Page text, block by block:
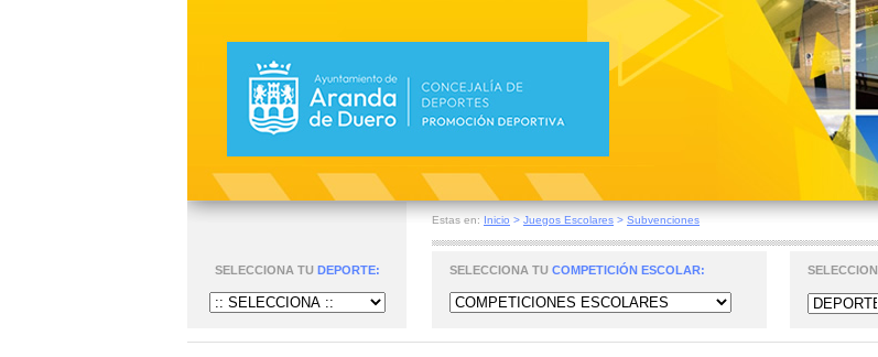
Estas en: Inicio > Juegos Escolares > Subvenciones
SELECCIONA TU DEPORTE: SELECCIONA TU COMPETICIÓN ESCOLAR: